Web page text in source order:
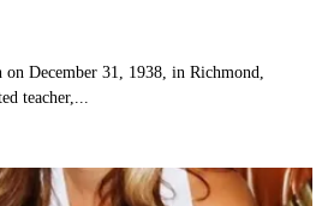
on December 31, 1938, in Richmond,
teacher,...